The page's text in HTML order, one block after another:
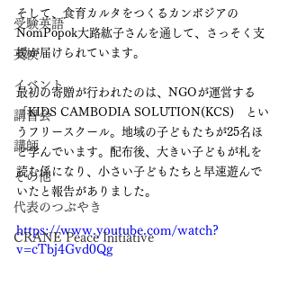
受験英語
英検
イベント
講習会
講師
その他
代表のつぶやき
CRANE Peace Initiative
そして、食育カルタをつくるカンボジアの
NomPopok大路紘子さんを通して、さっそく支
援が届けられています。
最初の寄贈が行われたのは、NGOが運営する
「KIDS CAMBODIA SOLUTION(KCS)　とい
うフリースクール。地域の子どもたちが25名ほ
ど学んでいます。配布後、大きい子どもが札を
読む係になり、小さい子どもたちと早速遊んで
いたと報告がありました。
https://www.youtube.com/watch?
v=cTbj4Gvd0Qg